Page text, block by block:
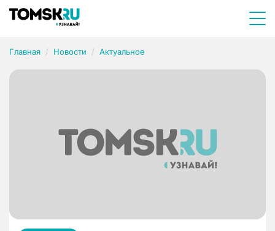
Главная Новости Актуальное